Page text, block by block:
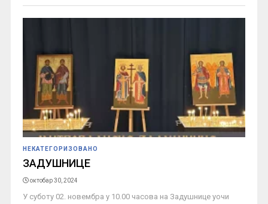
НЕКАТЕГОРИЗОВАНО
ЗАДУШНИЦЕ
октобар 30, 2024
У суботу 02. новембра у 10.00 часова на Задушнице уочи